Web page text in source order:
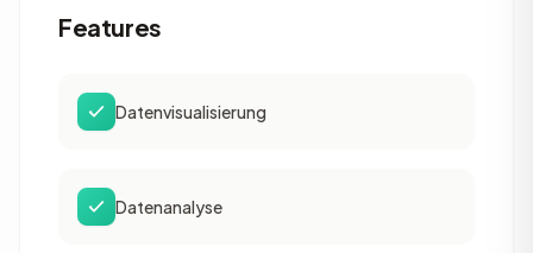
Features
Datenvisualisierung
Datenanalyse